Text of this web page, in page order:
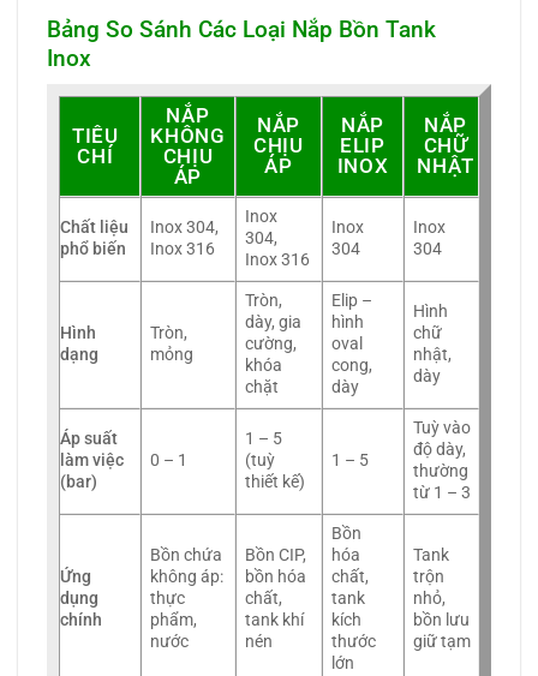
Bảng So Sánh Các Loại Nắp Bồn Tank
Inox
TIÊU
CHÍ
NẮP
KHÔNG
CHỊU
ÁP
NẮP
CHỊU
ÁP
NẮP
ELIP
INOX
NẮP
CHỮ
NHẬT
Chất liệu
phổ biến
Inox 304,
Inox 316
Inox
304,
Inox 316
Inox
304
Inox
304
Hình
dạng
Tròn,
mỏng
Tròn,
dày, gia
cường,
khóa
chặt
Elip –
hình
oval
cong,
dày
Hình
chữ
nhật,
dày
Áp suất
làm việc
(bar)
0 – 1
1 – 5
(tuỳ
thiết kế)
1 – 5
Tuỳ vào
độ dày,
thường
từ 1 – 3
Ứng
dụng
chính
Bồn chứa
không áp:
thực
phẩm,
nước
Bồn CIP,
bồn hóa
chất,
tank khí
nén
Bồn
hóa
chất,
tank
kích
thước
lớn
Tank
trộn
nhỏ,
bồn lưu
giữ tạm